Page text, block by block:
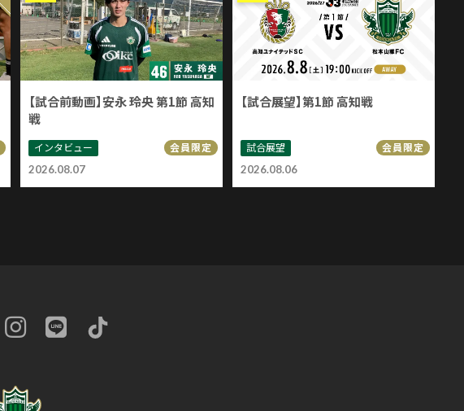
2026.08.07
【試合前動画】安永 玲央 第1節 高知
戦
インタビュー 会員限定
2026.08.06
【試合展望】第1節 高知戦
試合展望 会員限定